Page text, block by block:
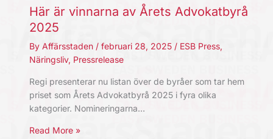
Här är vinnarna av Årets Advokatbyrå
2025
By Affärsstaden / februari 28, 2025 / ESB Press,
Näringsliv, Pressrelease
Regi presenterar nu listan över de byråer som tar hem
priset som Årets Advokatbyrå 2025 i fyra olika
kategorier. Nomineringarna…
Read More »